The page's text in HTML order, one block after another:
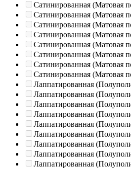
Сатинированная (Матовая
Сатинированная (Матовая
Сатинированная (Матовая
Сатинированная (Матовая
Сатинированная (Матовая
Сатинированная (Матовая
Сатинированная (Матовая
Сатинированная (Матовая
Лаппатированная
Лаппатированная
Лаппатированная
Лаппатированная
Лаппатированная
Лаппатированная
Лаппатированная
Лаппатированная
Лаппатированная